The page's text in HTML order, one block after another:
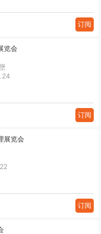
订阅
览会
订阅
展览会
订阅